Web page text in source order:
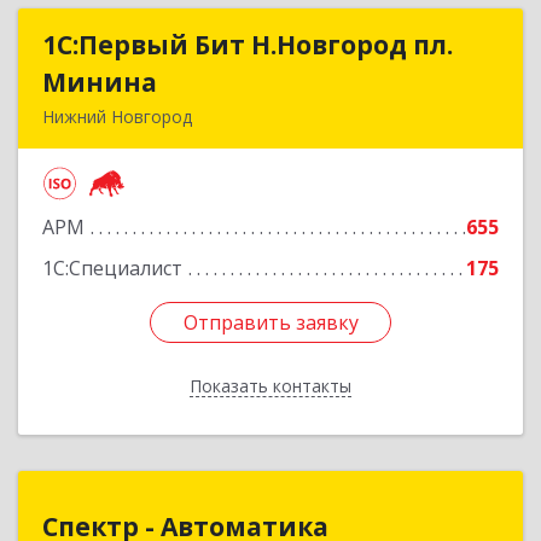
1С:Первый Бит Н.Новгород пл.
Минина
Нижний Новгород
АРМ
655
1С:Специалист
175
Отправить заявку
Показать контакты
1С:Первый Бит Н.Новгород пл.
Подробнее
Отправить заявку
Назад
Спектр - Автоматика